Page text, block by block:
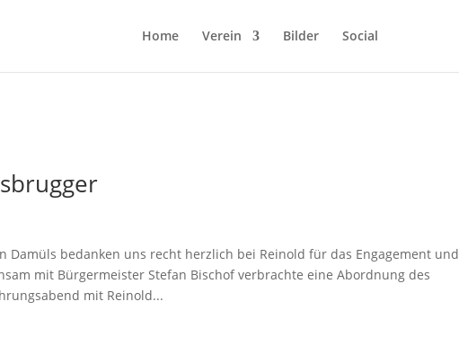
Home Verein Bilder Social
Damüls bedanken uns recht herzlich bei Reinold für das Engagement und
mit Bürgermeister Stefan Bischof verbrachte eine Abordnung des
mit Reinold...